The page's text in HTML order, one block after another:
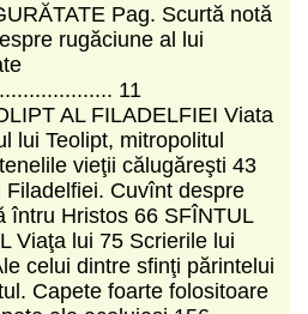
Pag. Scurtă notă
rugăciune al lui
11
AL FILADELFIEI Viata
lui Teolipt, mitropolitul
vieţii călugăreşti 43
Filadelfiei. Cuvînt despre
întru Hristos 66 SFÎNTUL
Viaţa lui 75 Scrierile lui
celui dintre sfinţi părintelui
Capete foarte folositoare